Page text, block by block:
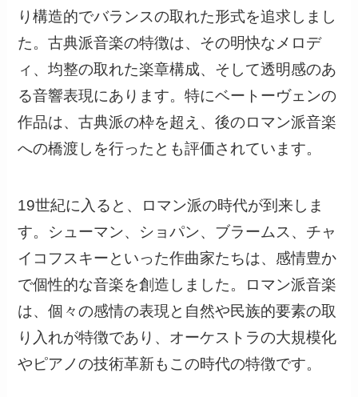
り構造的でバランスの取れた形式を追求しまし
た。古典派音楽の特徴は、その明快なメロデ
ィ、均整の取れた楽章構成、そして透明感のあ
る音響表現にあります。特にベートーヴェンの
作品は、古典派の枠を超え、後のロマン派音楽
への橋渡しを行ったとも評価されています。
19世紀に入ると、ロマン派の時代が到来しま
す。シューマン、ショパン、ブラームス、チャ
イコフスキーといった作曲家たちは、感情豊か
で個性的な音楽を創造しました。ロマン派音楽
は、個々の感情の表現と自然や民族的要素の取
り入れが特徴であり、オーケストラの大規模化
やピアノの技術革新もこの時代の特徴です。